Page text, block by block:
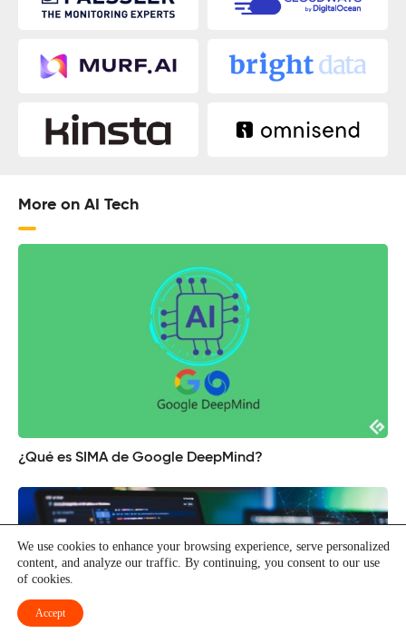
More on AI Tech
¿Qué es SIMA de Google DeepMind?
We use cookies to enhance your browsing experience, serve personalized
content, and analyze our traffic. By continuing, you consent to our use
of cookies.
Accept